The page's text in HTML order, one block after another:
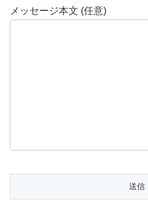
メッセージ本文 (任意)